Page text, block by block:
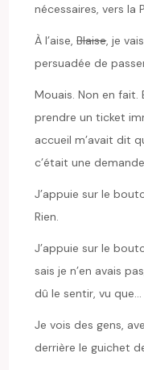
nécessaires, vers la
À l’aise,Blaise, je
persuadée de
Mouais. Non en fait.
prendre un ticket
accueil m’avait dit
c’était une
J’appuie sur le
Rien.
J’appuie sur le
sais je n’en avais
dû le sentir, vu
Je vois des gens,
derrière le guichet